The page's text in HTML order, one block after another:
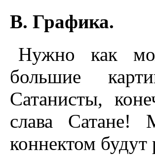
B. Графика.
Нужно как
большие
Сатанисты,
слава Сатане!
коннектом будут